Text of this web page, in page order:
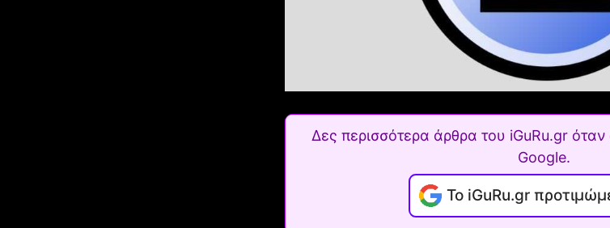
Δες περισσότερα άρθρα του iGuRu.gr όταν
Google.
Το iGuRu.gr